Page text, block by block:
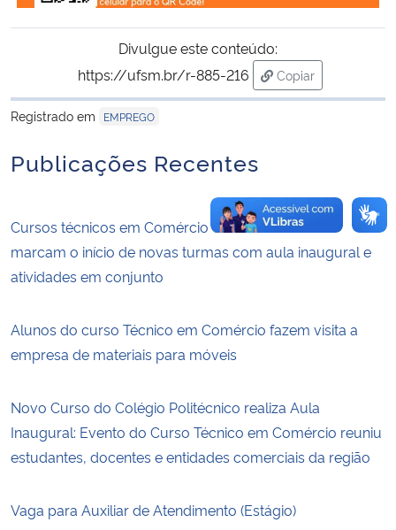
Divulgue este conteúdo:
https://ufsm.br/r-885-216
Copiar
para área de
Registrado em
EMPREGO
Publicações Recentes
Cursos técnicos em Comércio e em Secretariado
marcam o início de novas turmas com aula inaugural e
atividades em conjunto
Alunos do curso Técnico em Comércio fazem visita a
empresa de materiais para móveis
Novo Curso do Colégio Politécnico realiza Aula
Inaugural: Evento do Curso Técnico em Comércio reuniu
estudantes, docentes e entidades comerciais da região
Vaga para Auxiliar de Atendimento (Estágio)